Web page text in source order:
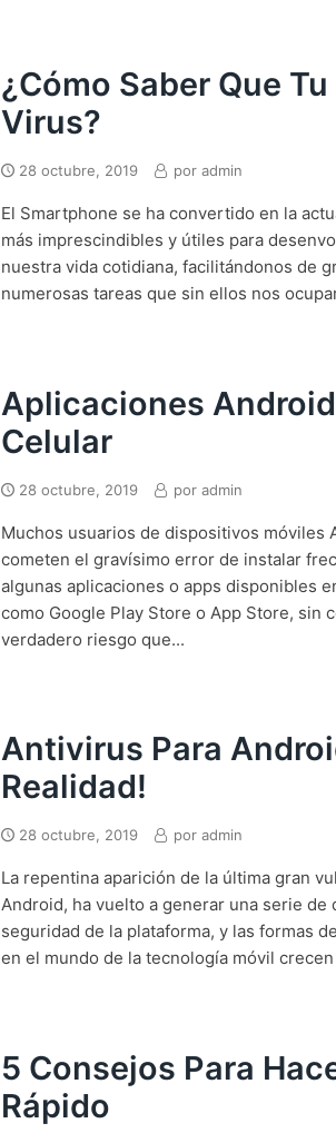
¿Cómo Saber Que
Virus?
28 octubre, 2019 por admin
El Smartphone se ha convertido en la
más imprescindibles y útiles para
nuestra vida cotidiana, facilitándonos de
numerosas tareas que sin ellos nos
Aplicaciones
Celular
28 octubre, 2019 por admin
Muchos usuarios de dispositivos móviles
cometen el gravísimo error de instalar
algunas aplicaciones o apps disponibles
como Google Play Store o App Store, sin
verdadero riesgo que...
Antivirus Para
Realidad!
28 octubre, 2019 por admin
La repentina aparición de la última gran
Android, ha vuelto a generar una serie de
seguridad de la plataforma, y las formas
en el mundo de la tecnología móvil crecen
5 Consejos Para
Rápido